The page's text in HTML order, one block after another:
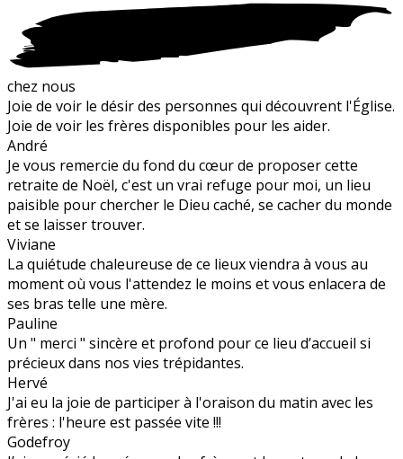
chez nous
Joie de voir le désir des personnes qui découvrent l'Église.
Joie de voir les frères disponibles pour les aider.
André
Je vous remercie du fond du cœur de proposer cette
retraite de Noël, c'est un vrai refuge pour moi, un lieu
paisible pour chercher le Dieu caché, se cacher du monde
et se laisser trouver.
Viviane
La quiétude chaleureuse de ce lieux viendra à vous au
moment où vous l'attendez le moins et vous enlacera de
ses bras telle une mère.
Pauline
Un " merci " sincère et profond pour ce lieu d’accueil si
précieux dans nos vies trépidantes.
Hervé
J'ai eu la joie de participer à l'oraison du matin avec les
frères : l'heure est passée vite !!!
Godefroy